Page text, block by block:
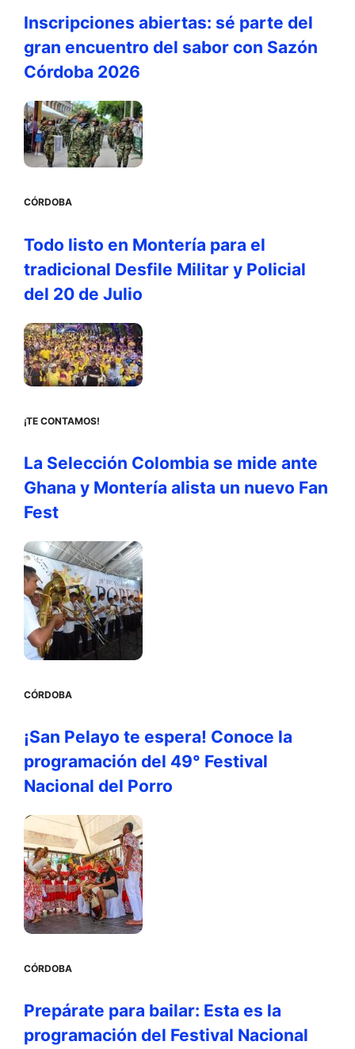
Inscripciones abiertas: sé parte del
gran encuentro del sabor con Sazón
Córdoba 2026
CÓRDOBA
Todo listo en Montería para el
tradicional Desfile Militar y Policial
del 20 de Julio
¡TE CONTAMOS!
La Selección Colombia se mide ante
Ghana y Montería alista un nuevo Fan
Fest
CÓRDOBA
¡San Pelayo te espera! Conoce la
programación del 49° Festival
Nacional del Porro
CÓRDOBA
Prepárate para bailar: Esta es la
programación del Festival Nacional